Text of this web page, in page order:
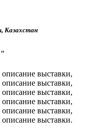
Казахстан
описание выставки,
описание выставки,
описание выставки,
описание выставки,
описание выставки,
описание выставки.